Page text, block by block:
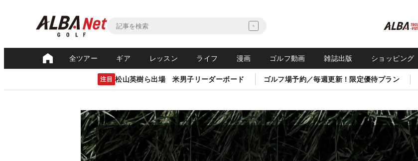
全ツアー ギア レッスン ライフ 漫画 ゴルフ動画 雑誌出版 ショッピング
注目 松山英樹ら出場 米男子リーダーボード ゴルフ場予約／毎週更新！限定優待プラン